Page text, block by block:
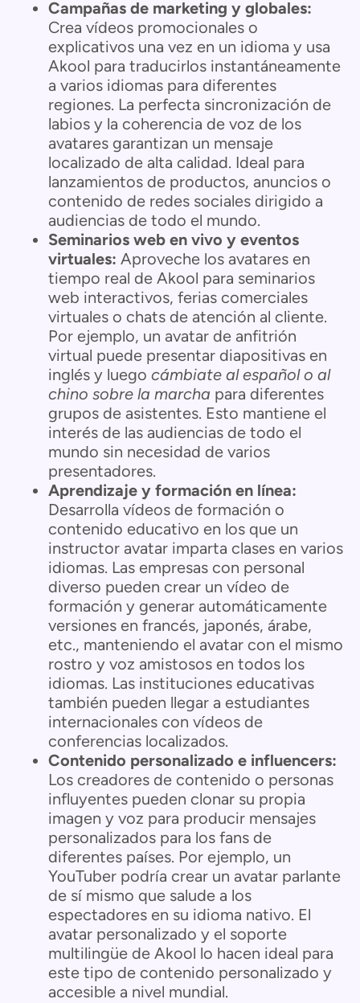
Campañas de marketing y globales:
Crea vídeos promocionales o
explicativos una vez en un idioma y usa
Akool para traducirlos instantáneamente
a varios idiomas para diferentes
regiones. La perfecta sincronización de
labios y la coherencia de voz de los
avatares garantizan un mensaje
localizado de alta calidad. Ideal para
lanzamientos de productos, anuncios o
contenido de redes sociales dirigido a
audiencias de todo el mundo.
Seminarios web en vivo y eventos
virtuales: Aproveche los avatares en
tiempo real de Akool para seminarios
web interactivos, ferias comerciales
virtuales o chats de atención al cliente.
Por ejemplo, un avatar de anfitrión
virtual puede presentar diapositivas en
inglés y luego cámbiate al español o al
chino sobre la marcha para diferentes
grupos de asistentes. Esto mantiene el
interés de las audiencias de todo el
mundo sin necesidad de varios
presentadores.
Aprendizaje y formación en línea:
Desarrolla vídeos de formación o
contenido educativo en los que un
instructor avatar imparta clases en varios
idiomas. Las empresas con personal
diverso pueden crear un vídeo de
formación y generar automáticamente
versiones en francés, japonés, árabe,
etc., manteniendo el avatar con el mismo
rostro y voz amistosos en todos los
idiomas. Las instituciones educativas
también pueden llegar a estudiantes
internacionales con vídeos de
conferencias localizados.
Contenido personalizado e influencers:
Los creadores de contenido o personas
influyentes pueden clonar su propia
imagen y voz para producir mensajes
personalizados para los fans de
diferentes países. Por ejemplo, un
YouTuber podría crear un avatar parlante
de sí mismo que salude a los
espectadores en su idioma nativo. El
avatar personalizado y el soporte
multilingüe de Akool lo hacen ideal para
este tipo de contenido personalizado y
accesible a nivel mundial.